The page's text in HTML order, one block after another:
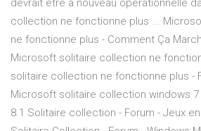
devrait être à nouveau opérationnelle
collection ne fonctionne plus ...
ne fonctionne plus - Comment Ça
Microsoft solitaire collection ne
solitaire collection ne fonctionne plus -
Microsoft solitaire collection windows 7
8.1 Solitaire collection - Forum - Jeux